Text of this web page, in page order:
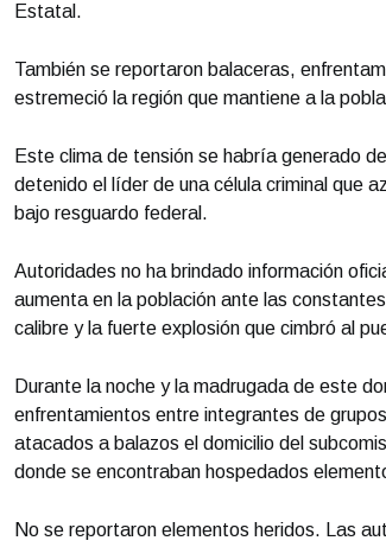
Estatal.
También se reportaron balaceras,
estremeció la región que mantiene a la
Este clima de tensión se habría generado
detenido el líder de una célula criminal que
bajo resguardo federal.
Autoridades no ha brindado información
aumenta en la población ante las
calibre y la fuerte explosión que cimbró al
Durante la noche y la madrugada de este
enfrentamientos entre integrantes de
atacados a balazos el domicilio del
donde se encontraban hospedados
No se reportaron elementos heridos. Las